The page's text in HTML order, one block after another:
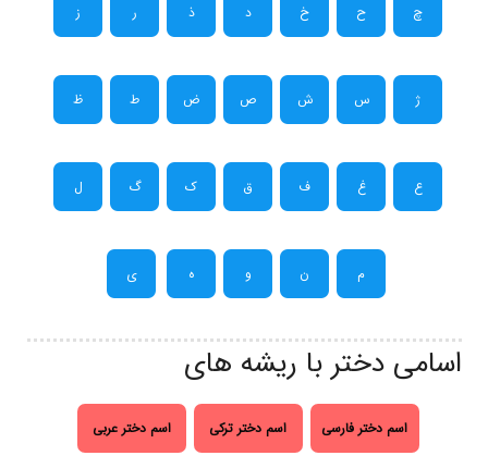
چ ح خ د ذ ر ز
ژ س ش ص ض ط ظ
ع غ ف ق ک گ ل
م ن و ه ی
اسامی دختر با ریشه های
اسم دختر فارسی اسم دختر ترکی اسم دختر عربی